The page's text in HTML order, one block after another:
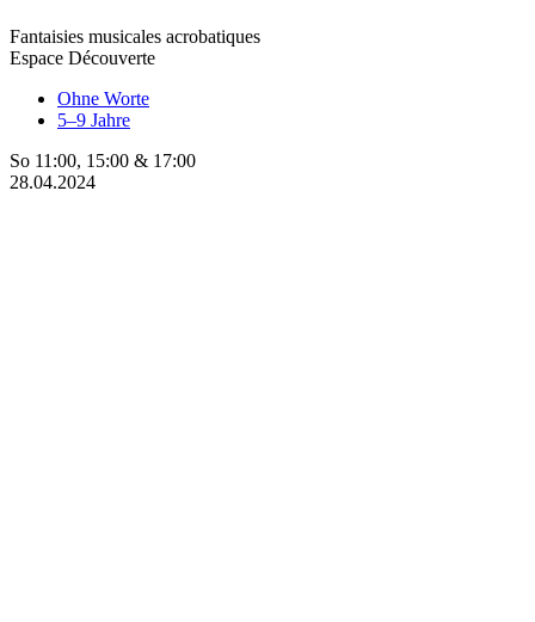
Fantaisies musicales acrobatiques
Espace Découverte
Ohne Worte
5–9 Jahre
So 11:00, 15:00 & 17:00
28.04.2024